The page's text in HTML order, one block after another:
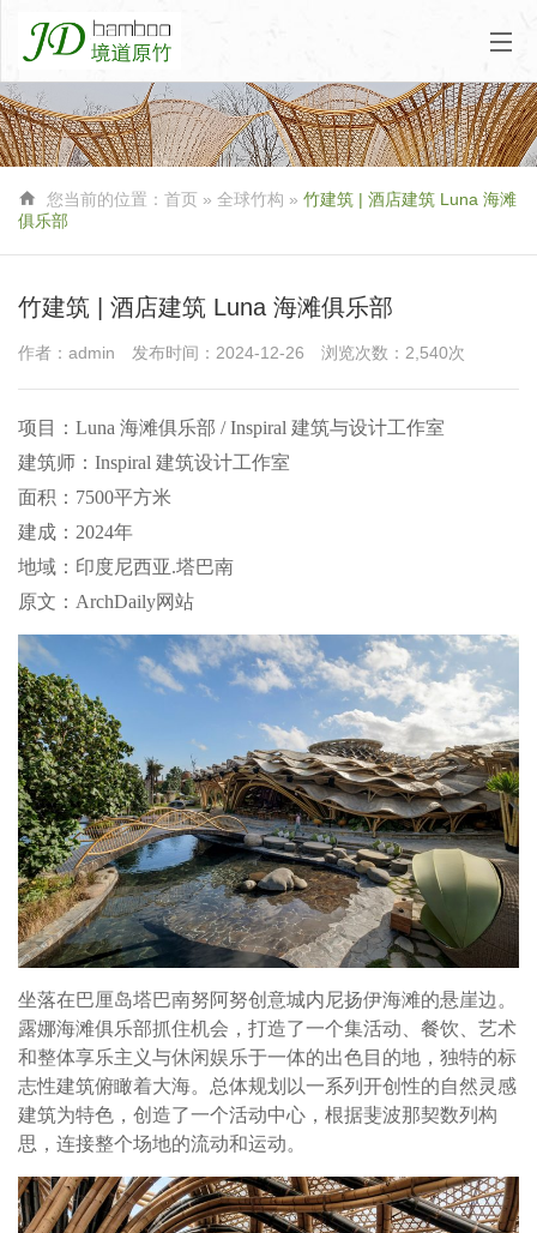
 您当前的位置： 首页 » 全球竹构 » 竹建筑 | 酒店建筑 Luna 海滩
俱乐部
竹建筑 | 酒店建筑 Luna 海滩俱乐部
作者：admin 发布时间：2024-12-26 浏览次数：2,540次
项目：Luna 海滩俱乐部 / Inspiral 建筑与设计工作室
建筑师：Inspiral 建筑设计工作室
面积：7500平方米
建成：2024年
地域：印度尼西亚.塔巴南
原文：ArchDaily网站
坐落在巴厘岛塔巴南努阿努创意城内尼扬伊海滩的悬崖边。
露娜海滩俱乐部抓住机会，打造了一个集活动、餐饮、艺术
和整体享乐主义与休闲娱乐于一体的出色目的地，独特的标
志性建筑俯瞰着大海。总体规划以一系列开创性的自然灵感
建筑为特色，创造了一个活动中心，根据斐波那契数列构
思，连接整个场地的流动和运动。